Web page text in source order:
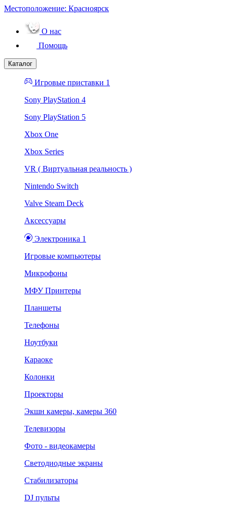
Местоположение: Красноярск
О нас
Помощь
Каталог
Игровые приставки 1
Sony PlayStation 4
Sony PlayStation 5
Xbox One
Xbox Series
VR ( Виртуальная реальность )
Nintendo Switch
Valve Steam Deck
Аксессуары
Электроника 1
Игровые компьютеры
Микрофоны
МФУ Принтеры
Планшеты
Телефоны
Ноутбуки
Караоке
Колонки
Проекторы
Экшн камеры, камеры 360
Телевизоры
Фото - видеокамеры
Светодиодные экраны
Стабилизаторы
DJ пульты